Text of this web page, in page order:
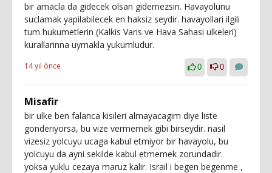
bir amacla da gidecek olsan gidemezsin. Havayolunu
suclamak yapilabilecek en haksiz seydir. havayollari ilgili
tum hukumetlerin (Kalkis Varis ve Hava Sahasi ulkeleri)
kurallarinna uymakla yukumludur.
14 yıl önce 0 0
Misafir
bir ulke ben falanca kisileri almayacagim diye liste
gonderiyorsa, bu vize vermemek gibi birseydir. nasil
vizesiz yolcuyu ucaga kabul etmiyor bir havayolu, bu
yolcuyu da ayni sekilde kabul etmemek zorundadir.
yoksa yuklu cezaya maruz kalir. Israil i begen begenme ,